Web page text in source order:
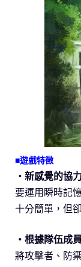
■遊戲特徵
・新感覺的協
要運用瞬時記
十分簡單，但
・根據隊伍成
將攻擊者、防